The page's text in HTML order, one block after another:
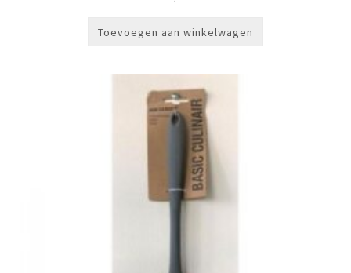
Toevoegen aan winkelwagen